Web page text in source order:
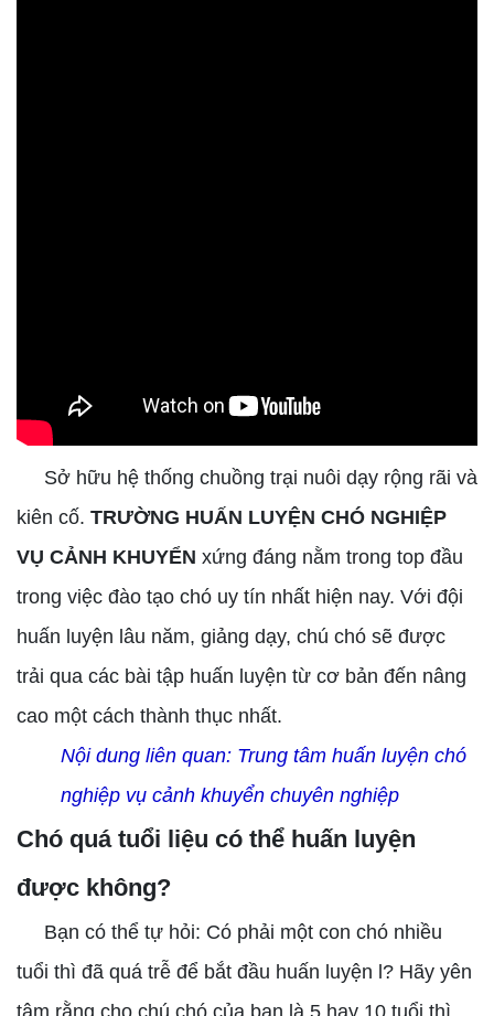
Sở hữu hệ thống chuồng trại nuôi dạy rộng rãi và
kiên cố. TRƯỜNG HUẤN LUYỆN CHÓ NGHIỆP
VỤ CẢNH KHUYỂN xứng đáng nằm trong top đầu
trong việc đào tạo chó uy tín nhất hiện nay. Với đội
huấn luyện lâu năm, giảng dạy, chú chó sẽ được
trải qua các bài tập huấn luyện từ cơ bản đến nâng
cao một cách thành thục nhất.
Nội dung liên quan: Trung tâm huấn luyện chó
nghiệp vụ cảnh khuyển chuyên nghiệp
Chó quá tuổi liệu có thể huấn luyện
được không?
Bạn có thể tự hỏi: Có phải một con chó nhiều
tuổi thì đã quá trễ để bắt đầu huấn luyện l? Hãy yên